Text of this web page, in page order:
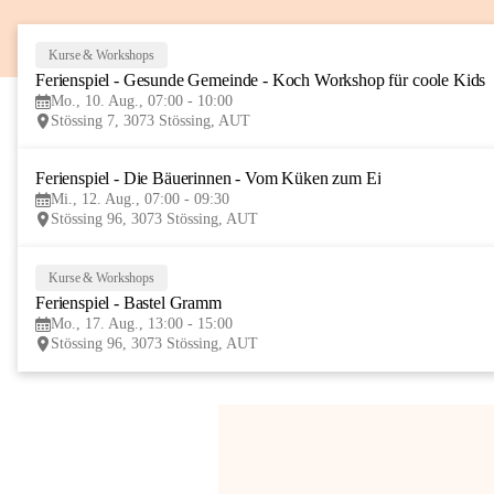
Kurse & Workshops
Ferienspiel - Gesunde Gemeinde - Koch Workshop für coole Kids
Mo., 10. Aug., 07:00 - 10:00
Stössing 7, 3073 Stössing, AUT
Ferienspiel - Die Bäuerinnen - Vom Küken zum Ei
Mi., 12. Aug., 07:00 - 09:30
Stössing 96, 3073 Stössing, AUT
Kurse & Workshops
Ferienspiel - Bastel Gramm
Mo., 17. Aug., 13:00 - 15:00
Stössing 96, 3073 Stössing, AUT